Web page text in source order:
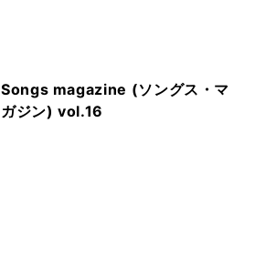
Songs magazine (ソングス・マ
ガジン) vol.16